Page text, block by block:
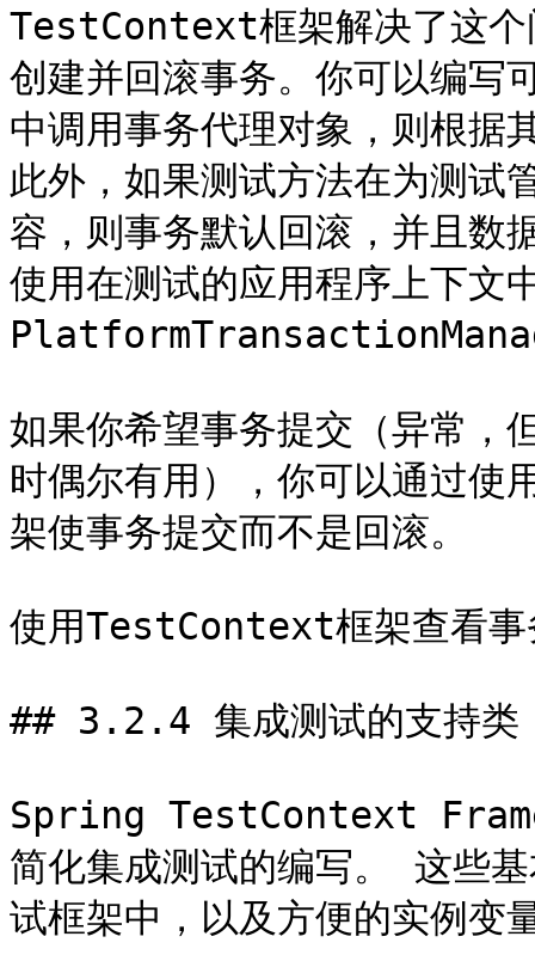
TestContext框架解决了这个
创建并回滚事务。你可以编写
中调用事务代理对象，则根据
此外，如果测试方法在为测试
容，则事务默认回滚，并且数
使用在测试的应用程序上下文
如果你希望事务提交（异常，
时偶尔有用），你可以通过
架使事务提交而不是回滚。
使用TestContext框架查看事
## 3.2.4 集成测试的支持类
Spring TestContext
简化集成测试的编写。 这些
试框架中，以及方便的实例变